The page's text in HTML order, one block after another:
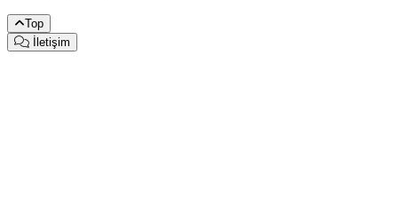
Top
İletişim